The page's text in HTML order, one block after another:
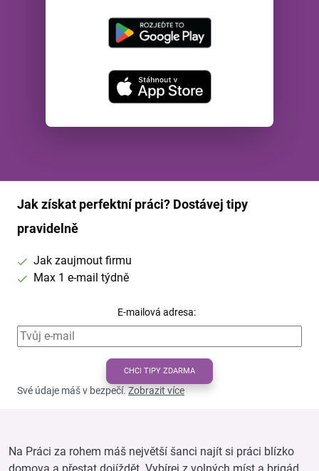
Jak získat perfektní práci? Dostávej tipy
pravidelně
Jak zaujmout firmu
Max 1 e-mail týdně
E-mailová adresa:
CHCI TIPY ZDARMA
Své údaje máš v bezpečí.Zobrazit více
Na Práci za rohem máš největší šanci najít si práci blízko